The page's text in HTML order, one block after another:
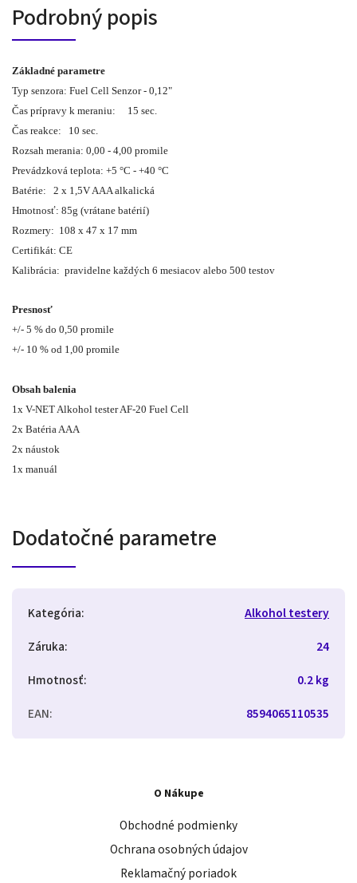
Podrobný popis
Základné parametre
Typ senzora: Fuel Cell Senzor - 0,12"
Čas prípravy k meraniu: 15 sec.
Čas reakce: 10 sec.
Rozsah merania: 0,00 - 4,00 promile
Prevádzková teplota: +5 °C - +40 °C
Batérie: 2 x 1,5V AAA alkalická
Hmotnosť: 85g (vrátane batérií)
Rozmery: 108 x 47 x 17 mm
Certifikát: CE
Kalibrácia: pravidelne každých 6 mesiacov alebo 500 testov
Presnosť
+/- 5 % do 0,50 promile
+/- 10 % od 1,00 promile
Obsah balenia
1x V-NET Alkohol tester AF-20 Fuel Cell
2x Batéria AAA
2x náustok
1x manuál
Dodatočné parametre
Kategória:
Alkohol testery
Záruka:
24
Hmotnosť:
0.2 kg
EAN: 8594065110535
O Nákupe
Obchodné podmienky
Ochrana osobných údajov
Reklamačný poriadok